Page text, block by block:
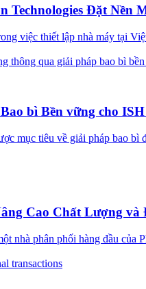
Đặt Nền
việc thiết lập nhà máy tại
bì Bền vững cho
mục tiêu về giải pháp bao
Cao Chất Lượng
nhà phân phối hàng đầu